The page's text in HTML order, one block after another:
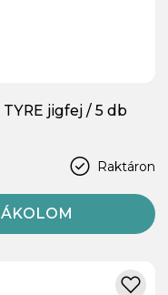
jigfej / 5 db
Raktáron